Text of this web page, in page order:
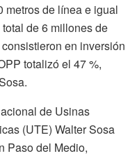
metros de línea e igual
de 6 millones de
en inversión
totalizó el 47 %,
de Usinas
(UTE) Walter Sosa
Paso del Medio,